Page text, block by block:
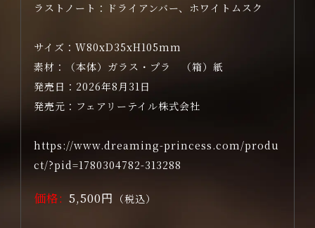
ラストノート：ドライアンバー、ホワイトムスク
サイズ：W80xD35xH105mm
素材：（本体）ガラス・プラ （箱）紙
発売日：2026年8月31日
発売元：フェアリーテイル株式会社
https://www.dreaming-princess.com/produ
ct/?pid=1780304782-313288
価格: 5,500円 （税込）